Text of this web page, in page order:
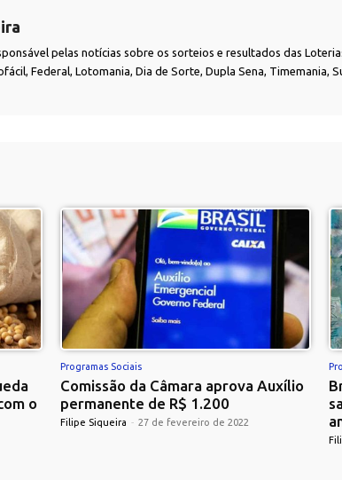
pelas notícias sobre os sorteios e resultados das
Federal, Lotomania, Dia de Sorte, Dupla Sena, Timemania,
o
Programas Sociais
Comissão da Câmara aprova Auxílio
permanente de R$ 1.200
Filipe Siqueira - 27 de fevereiro de 2022